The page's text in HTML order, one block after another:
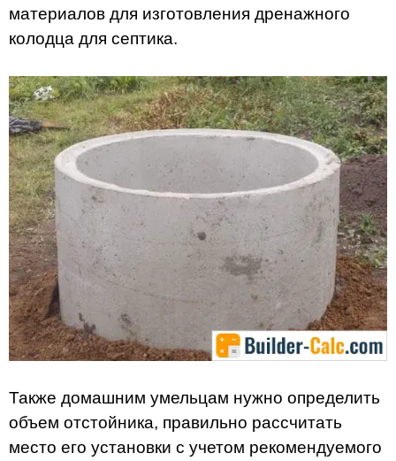
материалов для изготовления дренажного
колодца для септика.
Также домашним умельцам нужно определить
объем отстойника, правильно рассчитать
место его установки с учетом рекомендуемого